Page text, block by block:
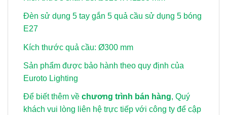
Đèn sử dụng 5 tay gắn 5 quả cầu sử dụng 5 bóng
E27
Kích thước quả cầu: Ø300 mm
Sản phẩm được bảo hành theo quy định của
Euroto Lighting
Để biết thêm về chương trình bán hàng, Quý
khách vui lòng liên hệ trực tiếp với công ty để cập